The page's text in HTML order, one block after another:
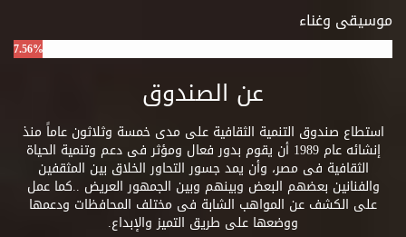
موسيقى وغناء
7.56%
عن الصندوق
استطاع صندوق التنمية الثقافية على مدى خمسة وثلاثون عاماً منذ
إنشائه عام 1989 أن يقوم بدور فعال ومؤثر فى دعم وتنمية الحياة
الثقافية فى مصر، وأن يمد جسور التحاور الخلاق بين المثقفين
والفنانين بعضهم البعض وبينهم وبين الجمهور العريض ..كما عمل
على الكشف عن المواهب الشابة فى مختلف المحافظات ودعمها
ووضعها على طريق التميز والإبداع.